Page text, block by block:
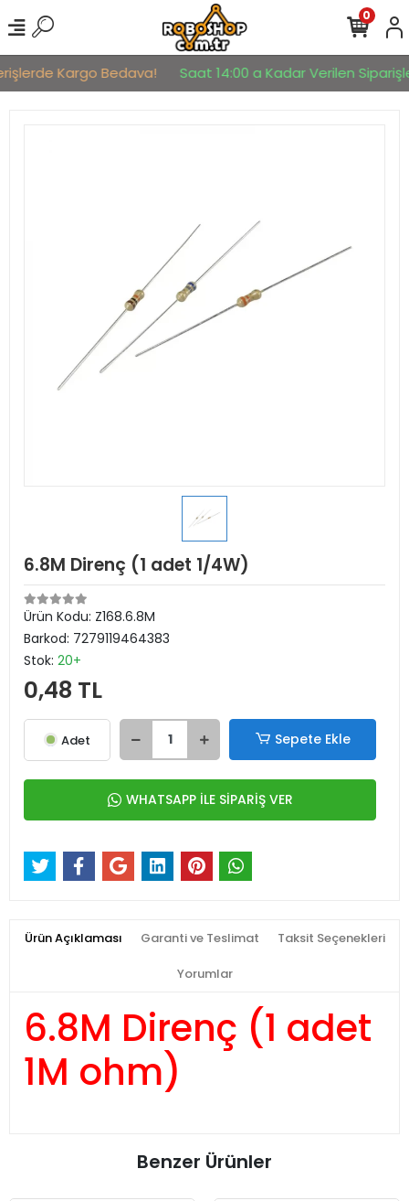
Kargo Bedava! Saat 14:00 a Kadar Verilen
0
6.8M Direnç (1 adet 1/4W)
Ürün Kodu: Z168.6.8M
Barkod: 7279119464383
Stok: 20+
0,48 TL
Adet Sepete Ekle
WHATSAPP İLE SİPARİŞ VER
Ürün Açıklaması Garanti ve Teslimat Taksit Seçenekleri
Yorumlar
6.8M Direnç (1 adet
1M ohm)
Benzer Ürünler